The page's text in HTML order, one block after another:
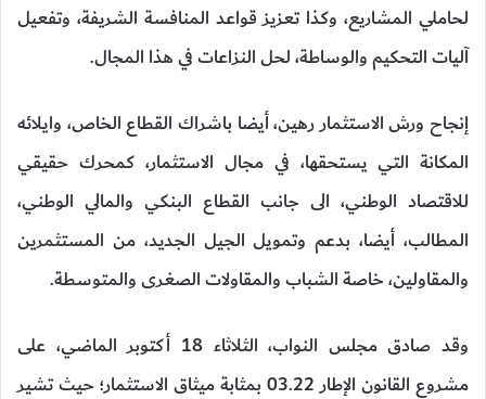
لحاملي المشاريع، وكذا تعزيز قواعد المنافسة الشريفة، وتفعيل
آليات التحكيم والوساطة، لحل النزاعات في هذا المجال.
إنجاح ورش الاستثمار رهين، أيضا باشراك القطاع الخاص، وايلائه
المكانة التي يستحقها، في مجال الاستثمار، كمحرك حقيقي
للاقتصاد الوطني، الى جانب القطاع البنكي والمالي الوطني،
المطالب، أيضا، بدعم وتمويل الجيل الجديد، من المستثمرين
والمقاولين، خاصة الشباب والمقاولات الصغرى والمتوسطة.
وقد صادق مجلس النواب، الثلاثاء 18 أكتوبر الماضي، على
مشروع القانون الإطار 03.22 بمثابة ميثاق الاستثمار؛ حيث تشير